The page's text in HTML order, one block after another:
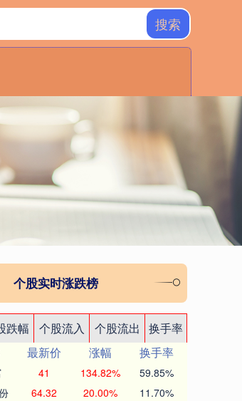
搜索
个股实时涨跌榜
跌幅 个股流入 个股流出
换手率
最新价 涨幅
换手率
41 134.82% 59.85%
64.32 20.00% 11.70%